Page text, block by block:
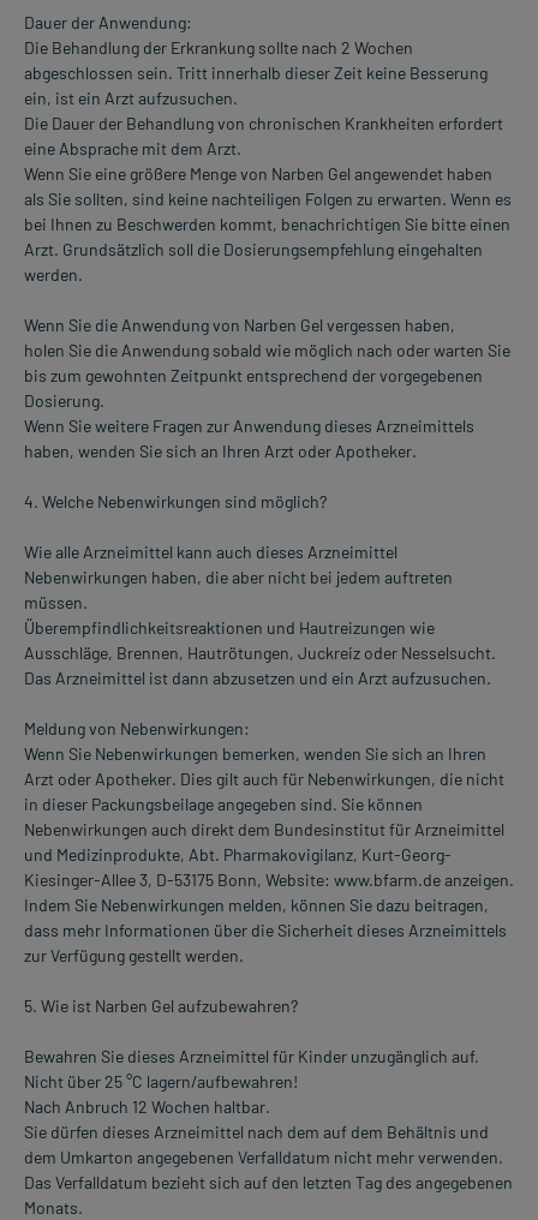
Dauer der Anwendung:
Die Behandlung der Erkrankung sollte nach 2 Wochen
abgeschlossen sein. Tritt innerhalb dieser Zeit keine Besserung
ein, ist ein Arzt aufzusuchen.
Die Dauer der Behandlung von chronischen Krankheiten erfordert
eine Absprache mit dem Arzt.
Wenn Sie eine größere Menge von Narben Gel angewendet haben
als Sie sollten, sind keine nachteiligen Folgen zu erwarten. Wenn es
bei Ihnen zu Beschwerden kommt, benachrichtigen Sie bitte einen
Arzt. Grundsätzlich soll die Dosierungsempfehlung eingehalten
werden.
Wenn Sie die Anwendung von Narben Gel vergessen haben,
holen Sie die Anwendung sobald wie möglich nach oder warten Sie
bis zum gewohnten Zeitpunkt entsprechend der vorgegebenen
Dosierung.
Wenn Sie weitere Fragen zur Anwendung dieses Arzneimittels
haben, wenden Sie sich an Ihren Arzt oder Apotheker.
4. Welche Nebenwirkungen sind möglich?
Wie alle Arzneimittel kann auch dieses Arzneimittel
Nebenwirkungen haben, die aber nicht bei jedem auftreten
müssen.
Überempfindlichkeitsreaktionen und Hautreizungen wie
Ausschläge, Brennen, Hautrötungen, Juckreiz oder Nesselsucht.
Das Arzneimittel ist dann abzusetzen und ein Arzt aufzusuchen.
Meldung von Nebenwirkungen:
Wenn Sie Nebenwirkungen bemerken, wenden Sie sich an Ihren
Arzt oder Apotheker. Dies gilt auch für Nebenwirkungen, die nicht
in dieser Packungsbeilage angegeben sind. Sie können
Nebenwirkungen auch direkt dem Bundesinstitut für Arzneimittel
und Medizinprodukte, Abt. Pharmakovigilanz, Kurt-Georg-
Kiesinger-Allee 3, D-53175 Bonn, Website: www.bfarm.de anzeigen.
Indem Sie Nebenwirkungen melden, können Sie dazu beitragen,
dass mehr Informationen über die Sicherheit dieses Arzneimittels
zur Verfügung gestellt werden.
5. Wie ist Narben Gel aufzubewahren?
Bewahren Sie dieses Arzneimittel für Kinder unzugänglich auf.
Nicht über 25 °C lagern/aufbewahren!
Nach Anbruch 12 Wochen haltbar.
Sie dürfen dieses Arzneimittel nach dem auf dem Behältnis und
dem Umkarton angegebenen Verfalldatum nicht mehr verwenden.
Das Verfalldatum bezieht sich auf den letzten Tag des angegebenen
Monats.